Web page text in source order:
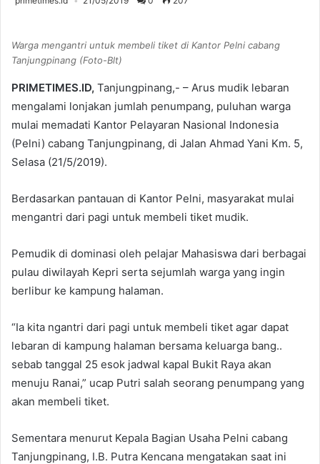
Warga mengantri untuk membeli tiket di Kantor Pelni cabang
Tanjungpinang (Foto-Blt)
PRIMETIMES.ID, Tanjungpinang,- – Arus mudik lebaran
mengalami lonjakan jumlah penumpang, puluhan warga
mulai memadati Kantor Pelayaran Nasional Indonesia
(Pelni) cabang Tanjungpinang, di Jalan Ahmad Yani Km. 5,
Selasa (21/5/2019).
Berdasarkan pantauan di Kantor Pelni, masyarakat mulai
mengantri dari pagi untuk membeli tiket mudik.
Pemudik di dominasi oleh pelajar Mahasiswa dari berbagai
pulau diwilayah Kepri serta sejumlah warga yang ingin
berlibur ke kampung halaman.
“Ia kita ngantri dari pagi untuk membeli tiket agar dapat
lebaran di kampung halaman bersama keluarga bang..
sebab tanggal 25 esok jadwal kapal Bukit Raya akan
menuju Ranai,” ucap Putri salah seorang penumpang yang
akan membeli tiket.
Sementara menurut Kepala Bagian Usaha Pelni cabang
Tanjungpinang, I.B. Putra Kencana mengatakan saat ini